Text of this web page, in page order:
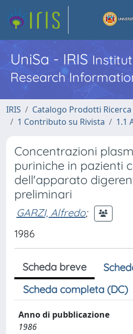
UniSa - IRIS
Research
IRIS
Catalogo Prodotti Ricerca
1 Contributo su Rivista
1.1
Concentrazioni
puriniche in pazienti
dell'apparato
preliminari
GARZI, Alfredo;
1986
Scheda breve
Scheda completa (DC)
Anno di pubblicazione
1986